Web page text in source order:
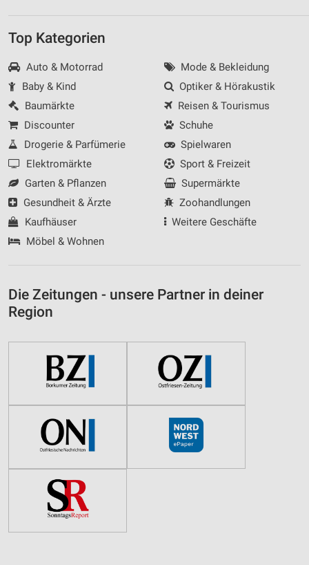
Top Kategorien
Auto & Motorrad
Baby & Kind
Baumärkte
Discounter
Drogerie & Parfümerie
Elektromärkte
Garten & Pflanzen
Gesundheit & Ärzte
Kaufhäuser
Möbel & Wohnen
Mode & Bekleidung
Optiker & Hörakustik
Reisen & Tourismus
Schuhe
Spielwaren
Sport & Freizeit
Supermärkte
Zoohandlungen
Weitere Geschäfte
Die Zeitungen - unsere Partner in deiner
Region